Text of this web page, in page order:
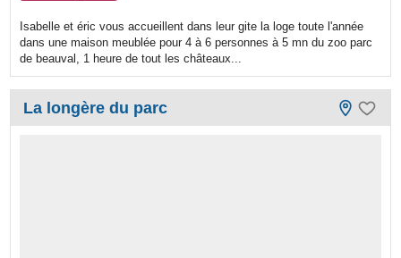
Isabelle et éric vous accueillent dans leur gite la loge toute l'année
dans une maison meublée pour 4 à 6 personnes à 5 mn du zoo parc
de beauval, 1 heure de tout les châteaux...
La longère du parc